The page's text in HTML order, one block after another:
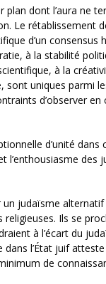
dont l’aura ne
Le rétablissement
d’un
à la stabilité
à la
uniques parmi
d’observer
d’unité
des
judaïsme
Ils se
à l’écart du
l’État juif atteste
de